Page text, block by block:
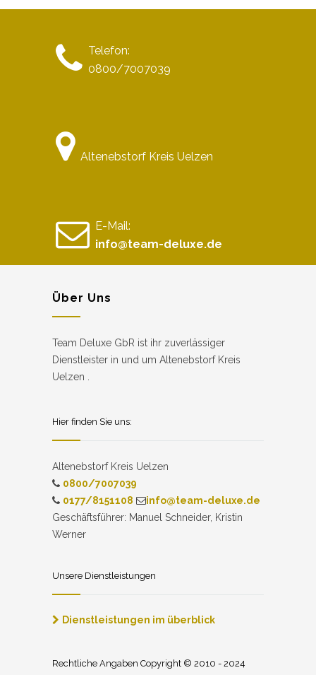
Telefon:
0800/7007039
Altenebstorf Kreis Uelzen
E-Mail:
info@team-deluxe.de
Über Uns
Team Deluxe GbR ist ihr zuverlässiger
Dienstleister in und um Altenebstorf Kreis
Uelzen .
Hier finden Sie uns:
Altenebstorf Kreis Uelzen
0800/7007039
0177/8151108
info@team-deluxe.de
Geschäftsführer: Manuel Schneider, Kristin
Werner
Unsere Dienstleistungen
Dienstleistungen im überblick
Rechtliche Angaben Copyright © 2010 - 2024